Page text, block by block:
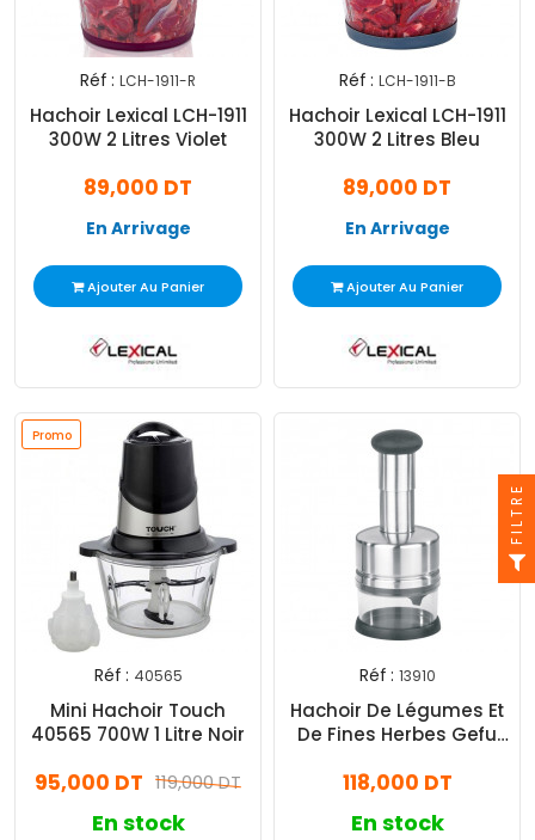
Réf : LCH-1911-R
Hachoir Lexical LCH-1911
300W 2 Litres Violet
89,000 DT
En Arrivage
Ajouter Au Panier
Réf : LCH-1911-B
Hachoir Lexical LCH-1911
300W 2 Litres Bleu
89,000 DT
En Arrivage
Ajouter Au Panier
Promo
Réf : 40565
Mini Hachoir Touch
40565 700W 1 Litre Noir
119,000 DT
95,000 DT
En stock
Réf : 13910
Hachoir De Légumes Et
De Fines Herbes Gefu
118,000 DT
En stock
FILTRE